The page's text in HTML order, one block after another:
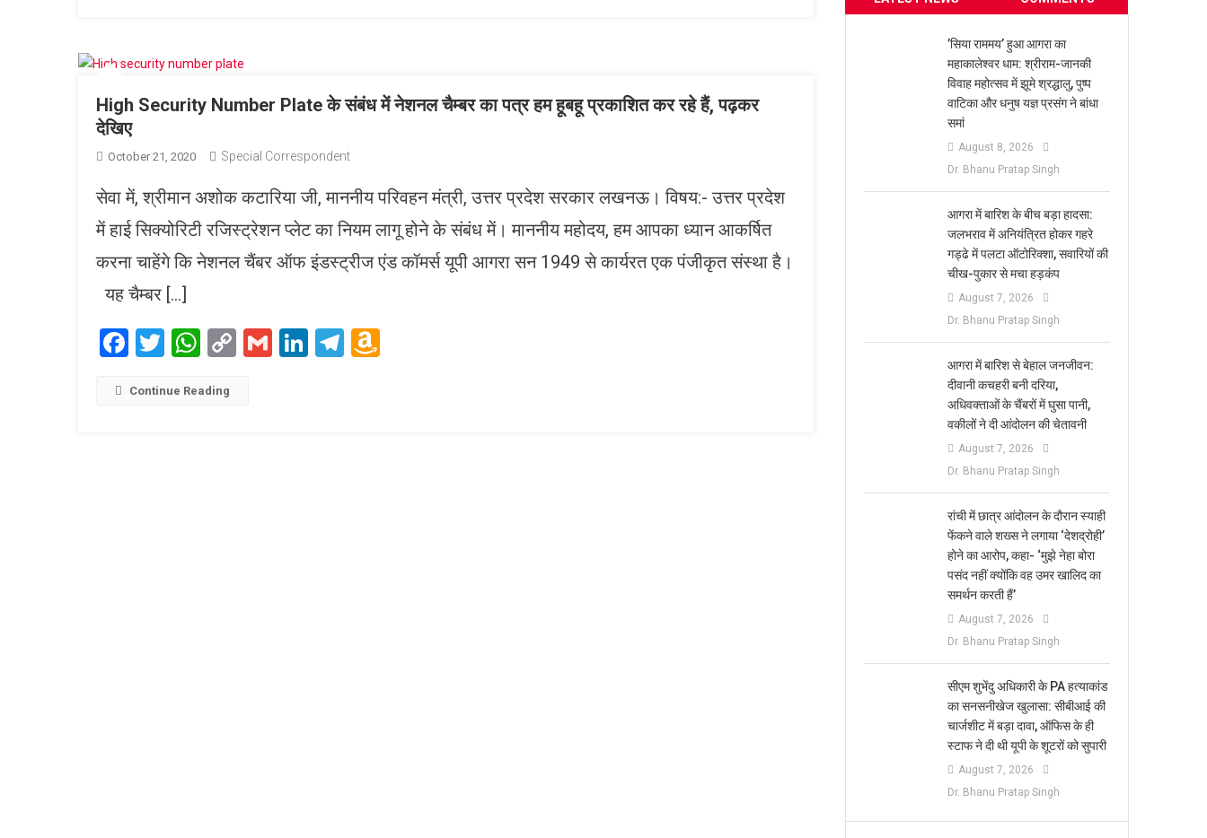
High Security Number Plate के संबंध में नेशनल चैम्बर का पत्र हम हूबहू प्रकाशित कर रहे हैं, पढ़कर
देखिए
October 21, 2020 Special Correspondent
सेवा में, श्रीमान अशोक कटारिया जी, माननीय परिवहन मंत्री, उत्तर प्रदेश सरकार लखनऊ। विषय:- उत्तर प्रदेश
में हाई सिक्योरिटी रजिस्ट्रेशन प्लेट का नियम लागू होने के संबंध में। माननीय महोदय, हम आपका ध्यान आकर्षित
करना चाहेंगे कि नेशनल चैंबर ऑफ इंडस्ट्रीज एंड कॉमर्स यूपी आगरा सन 1949 से कार्यरत एक पंजीकृत संस्था है।
यह चैम्बर […]
Facebook
TwitterWhatsApp
CopyGmailLinkedIn
Telegram
Continue Reading
​’सिया राममय’ हुआ आगरा का
महाकालेश्वर धाम: श्रीराम-जानकी
विवाह महोत्सव में झूमे श्रद्धालु, पुष्प
वाटिका और धनुष यज्ञ प्रसंग ने बांधा
समां
August 8, 2026
Dr. Bhanu Pratap Singh
आगरा में बारिश के बीच बड़ा हादसा:
जलभराव में अनियंत्रित होकर गहरे
गड्ढे में पलटा ऑटोरिक्शा, सवारियों की
चीख-पुकार से मचा हड़कंप
August 7, 2026
Dr. Bhanu Pratap Singh
आगरा में बारिश से बेहाल जनजीवन:
दीवानी कचहरी बनी दरिया,
अधिवक्ताओं के चैंबरों में घुसा पानी,
वकीलों ने दी आंदोलन की चेतावनी
August 7, 2026
Dr. Bhanu Pratap Singh
रांची में छात्र आंदोलन के दौरान स्याही
फेंकने वाले शख्स ने लगाया ‘देशद्रोही’
होने का आरोप, कहा- ‘मुझे नेहा बोरा
पसंद नहीं क्योंकि वह उमर खालिद का
समर्थन करती हैं’
August 7, 2026
Dr. Bhanu Pratap Singh
सीएम शुभेंदु अधिकारी के PA हत्याकांड
का सनसनीखेज खुलासा: सीबीआई की
चार्जशीट में बड़ा दावा, ऑफिस के ही
स्टाफ ने दी थी यूपी के शूटरों को सुपारी
August 7, 2026
Dr. Bhanu Pratap Singh